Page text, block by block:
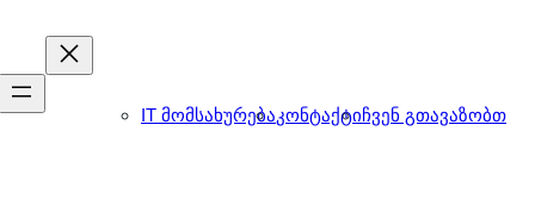
IT მომსახურებაკონტაქტიჩვენ გთავაზობთ